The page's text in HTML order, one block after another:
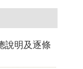
說明及逐條